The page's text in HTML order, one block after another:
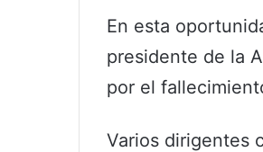
En esta
presidente de la
por el
Varios dirigentes